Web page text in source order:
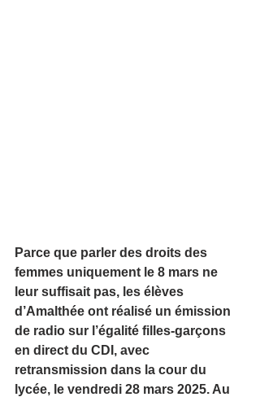
Parce que parler des droits des
femmes uniquement le 8 mars ne
leur suffisait pas, les élèves
d’Amalthée ont réalisé un émission
de radio sur l’égalité filles-garçons
en direct du CDI, avec
retransmission dans la cour du
lycée, le vendredi 28 mars 2025. Au